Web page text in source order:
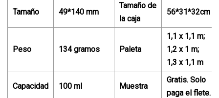
Tamaño 49*140 mm
Tamaño de
la caja
56*31*32cm
Peso 134 gramos Paleta
1,1 x 1,1 m;
1,2 x 1 m;
1,3 x 1,1 m
Capacidad 100 ml Muestra
Gratis. Solo
paga el flete.